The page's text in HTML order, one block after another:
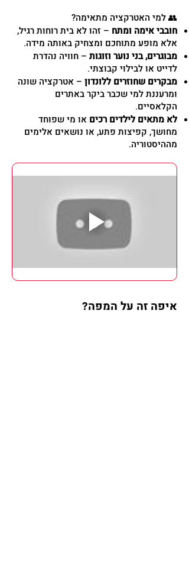
👥 למי האטרקציה מתאימה?
חובבי אימה ומתח – זהו לא בית רוחות רגיל,
אלא מופע מתוחכם ומצחיק באותה מידה.
מבוגרים, בני נוער וזוגות – חוויה נהדרת
לדייט או לבילוי קבוצתי.
מבקרים שחוזרים ללונדון – אטרקציה שונה
ומרעננת למי שכבר ביקר באתרים
הקלאסיים.
לא מתאים לילדים רכים או מי שפוחד
מחושך, קפיצות פתע, או נושאים אלימים
מההיסטוריה.
איפה זה על המפה?